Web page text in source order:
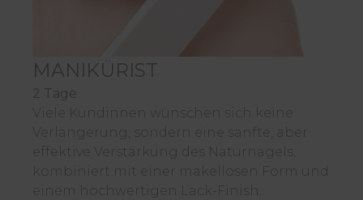
MANIKÜRIST
2 Tage
Viele Kundinnen wünschen sich keine
Verlängerung, sondern eine sanfte, aber
effektive Verstärkung des Naturnagels,
kombiniert mit einer makellosen Form und
einem hochwertigen Lack-Finish.